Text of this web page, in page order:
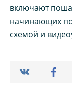
включают
начинающих
схемой и